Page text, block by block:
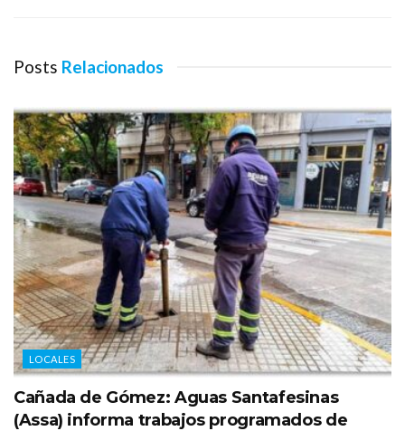
Posts Relacionados
LOCALES
Cañada de Gómez: Aguas Santafesinas
(Assa) informa trabajos programados de